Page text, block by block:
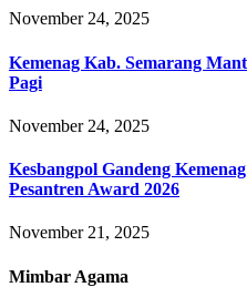
November 24, 2025
Kemenag Kab. Semarang
Pagi
November 24, 2025
Kesbangpol Gandeng
Pesantren Award 2026
November 21, 2025
Mimbar Agama